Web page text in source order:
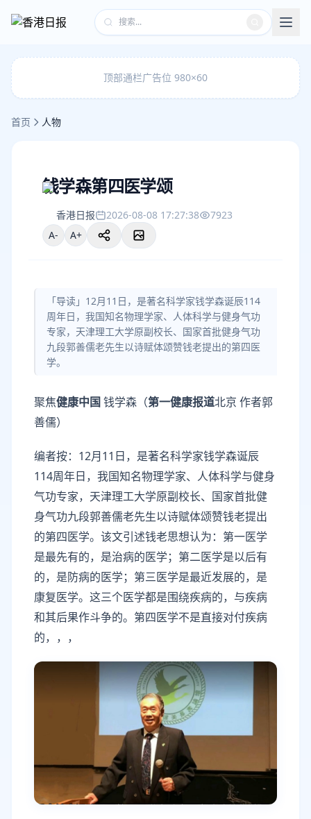
顶部通栏广告位 980×60
首页 人物
钱学森第四医学颂
香港日报 2026-08-08 17:27:38
7923
A-
A+
「导读」12月11日，是著名科学家钱学森诞辰114
周年日，我国知名物理学家、人体科学与健身气功
专家，天津理工大学原副校长、国家首批健身气功
九段郭善儒老先生以诗赋体颂赞钱老提出的第四医
学。
聚焦健康中国 钱学森（第一健康报道北京 作者郭
善儒）
编者按：12月11日，是著名科学家钱学森诞辰
114周年日，我国知名物理学家、人体科学与健身
气功专家，天津理工大学原副校长、国家首批健
身气功九段郭善儒老先生以诗赋体颂赞钱老提出
的第四医学。该文引述钱老思想认为：第一医学
是最先有的，是治病的医学；第二医学是以后有
的，是防病的医学；第三医学是最近发展的，是
康复医学。这三个医学都是围绕疾病的，与疾病
和其后果作斗争的。第四医学不是直接对付疾病
的，，，